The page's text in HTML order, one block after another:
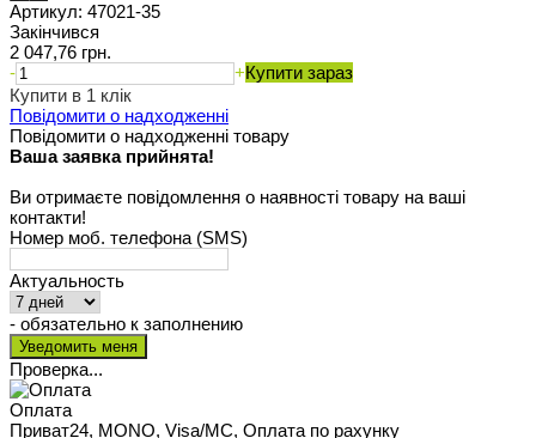
Артикул: 47021-35
Закінчився
2 047,76 грн.
-
+Купити зараз
Купити в 1 клік
Повідомити о надходженні
Повідомити о надходженні товару
Ваша заявка прийнята!
Ви отримаєте повідомлення о наявності товару на ваші
контакти!
Номер моб. телефона (SMS)
Актуальность
- обязательно к заполнению
Проверка...
Оплата
Приват24, MONO, Visa/MC, Оплата по рахунку